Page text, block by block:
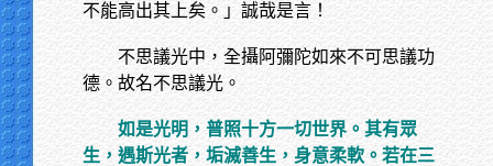
不能高出其上矣。」誠哉是言！
不思議光中，全攝阿彌陀如來不可思議功
德。故名不思議光。
如是光明，普照十方一切世界。其有眾
生，遇斯光者，垢滅善生，身意柔軟。若在三